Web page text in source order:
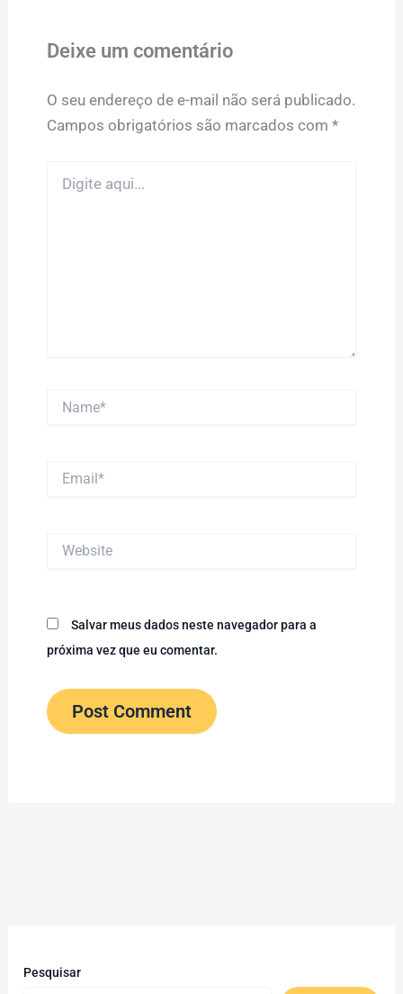
Deixe um comentário
O seu endereço de e-mail não será publicado.
Campos obrigatórios são marcados com *
aqui...
Salvar meus dados neste navegador para a
próxima vez que eu comentar.
Pesquisar